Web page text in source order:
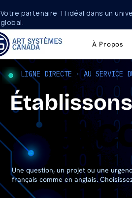
Votre partenaire TI idéal dans un
global.
À Propos
LIGNE DIRECTE · AU SERVICE
Établissons
la
la
Une question, un projet ou une
français comme en anglais.